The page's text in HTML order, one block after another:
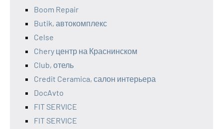
Boom Repair
Butik, автокомплекс
Celse
Chery центр на Краснинском
Club, отель
Credit Ceramica, салон интерьера
DocAvto
FIT SERVICE
FIT SERVICE